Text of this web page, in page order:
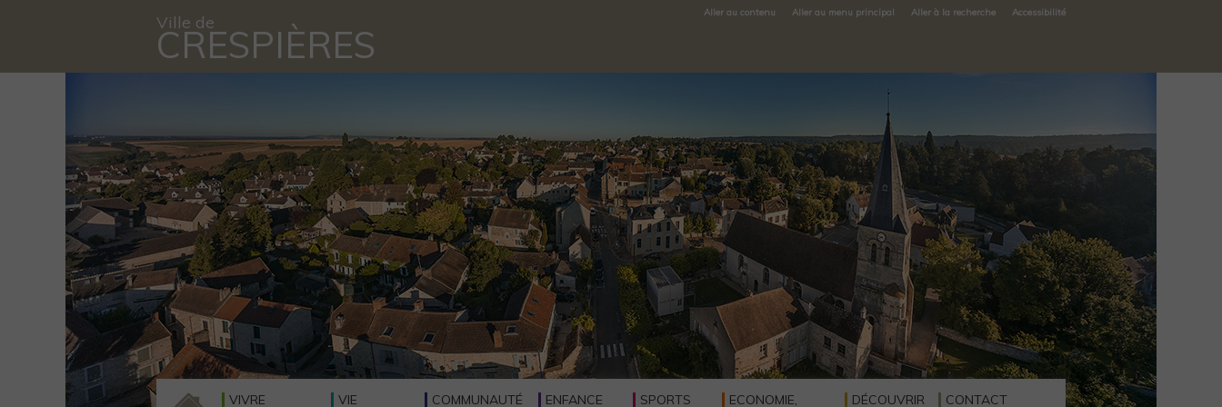
Ville de
CRESPIÈRES
Aller au contenu Aller au menu principal Aller à la recherche Accessibilité
VIVRE
VIE
COMMUNAUTÉ
ENFANCE
SPORTS
ECONOMIE,
DÉCOUVRIR
CONTACT